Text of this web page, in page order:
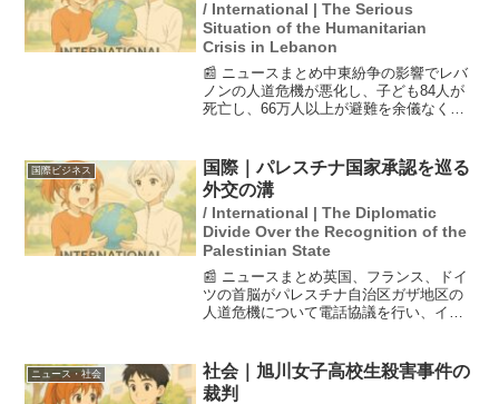
/ International | The Serious
Situation of the Humanitarian
Crisis in Lebanon
📰 ニュースまとめ中東紛争の影響でレバ
ノンの人道危機が悪化し、子ども84人が
死亡し、66万人以上が避難を余儀なくさ
領はイスラエルに交渉を呼びかけていま
す。また、イスラエ...
国際ビジネス
国際｜パレスチナ国家承認を巡る
外交の溝
/ International | The Diplomatic
Divide Over the Recognition of the
Palestinian State
📰 ニュースまとめ英国、フランス、ドイ
ツの首脳がパレスチナ自治区ガザ地区の
人道危機について電話協議を行い、イス
案したパレスチナ国家承認については、
英独首脳が応じなかった...
ニュース・社会
社会｜旭川女子高校生殺害事件の
裁判